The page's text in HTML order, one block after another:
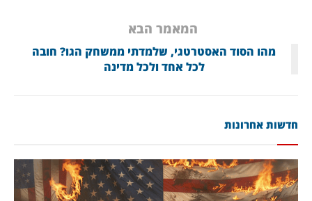
המאמר הבא
מהו הסוד האסטרטגי, שלמדתי ממשחק הגו? חובה
לכל אחד ולכל מדינה
חדשות אחרונות